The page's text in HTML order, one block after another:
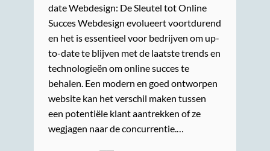
date Webdesign: De Sleutel tot Online
Succes Webdesign evolueert voortdurend
en het is essentieel voor bedrijven om up-
to-date te blijven met de laatste trends en
technologieën om online succes te
behalen. Een modern en goed ontworpen
website kan het verschil maken tussen
een potentiële klant aantrekken of ze
wegjagen naar de concurrentie.…